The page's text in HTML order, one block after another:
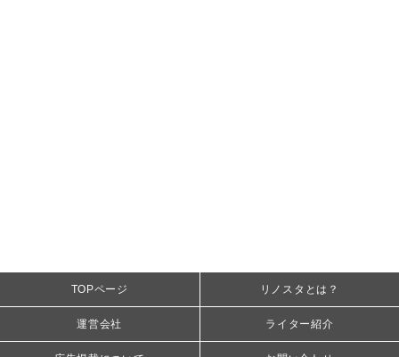
TOPページ リノスタとは？
運営会社 ライター紹介